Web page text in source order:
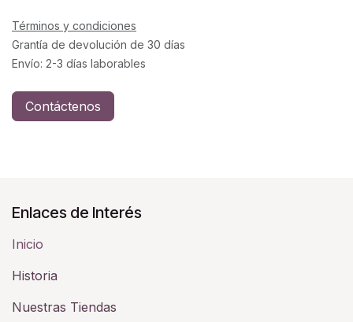
Términos y condiciones
Grantía de devolución de 30 días
Envío: 2-3 días laborables
Contáctenos
Enlaces de Interés
Inicio
Historia​
Nuestras Tiendas